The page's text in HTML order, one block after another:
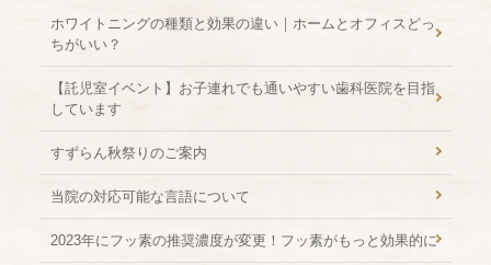
ホワイトニングの種類と効果の違い｜ホームとオフィスどっ
ちがいい？
【託児室イベント】お子連れでも通いやすい歯科医院を目指
しています
すずらん秋祭りのご案内
当院の対応可能な言語について
2023年にフッ素の推奨濃度が変更！フッ素がもっと効果的に